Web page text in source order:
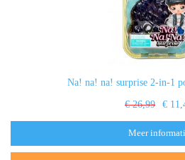
Na! na! na! surprise 2-in-1
€ 26,99 €
Meer